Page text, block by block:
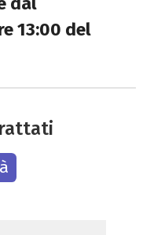
13:00 del